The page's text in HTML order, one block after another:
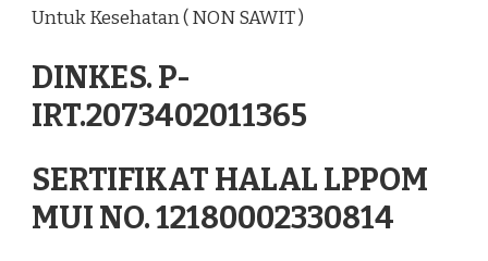
Untuk Kesehatan ( NON SAWIT )
DINKES. P-
IRT.2073402011365
SERTIFIKAT HALAL LPPOM
MUI NO. 12180002330814